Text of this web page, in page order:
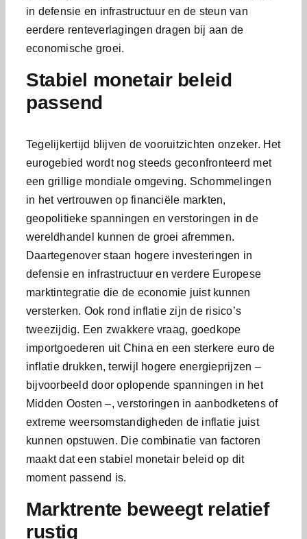
in defensie en infrastructuur en de steun van
eerdere renteverlagingen dragen bij aan de
economische groei.
Stabiel monetair beleid
passend
Tegelijkertijd blijven de vooruitzichten onzeker. Het
eurogebied wordt nog steeds geconfronteerd met
een grillige mondiale omgeving. Schommelingen
in het vertrouwen op financiële markten,
geopolitieke spanningen en verstoringen in de
wereldhandel kunnen de groei afremmen.
Daartegenover staan hogere investeringen in
defensie en infrastructuur en verdere Europese
marktintegratie die de economie juist kunnen
versterken. Ook rond inflatie zijn de risico’s
tweezijdig. Een zwakkere vraag, goedkope
importgoederen uit China en een sterkere euro de
inflatie drukken, terwijl hogere energieprijzen –
bijvoorbeeld door oplopende spanningen in het
Midden Oosten –, verstoringen in aanbodketens of
extreme weersomstandigheden de inflatie juist
kunnen opstuwen. Die combinatie van factoren
maakt dat een stabiel monetair beleid op dit
moment passend is.
Marktrente beweegt relatief
rustig